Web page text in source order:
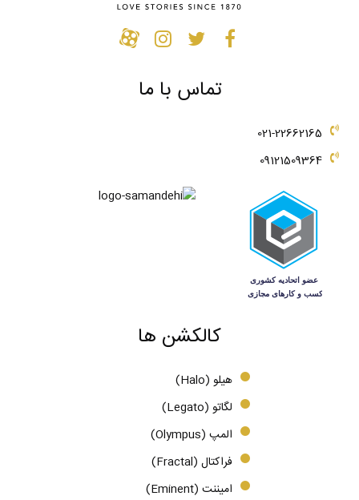
تماس با ما
021-22662165
09121509364
کالکشن ها
هیلو (Halo)
لگاتو (Legato)
المپ (Olympus)
فراکتال (Fractal)
امیننت (Eminent)